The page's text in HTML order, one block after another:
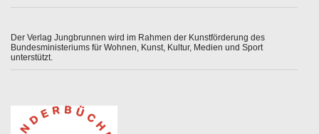
Der Verlag Jungbrunnen wird im Rahmen der Kunstförderung des
Bundesministeriums für Wohnen, Kunst, Kultur, Medien und Sport
unterstützt.